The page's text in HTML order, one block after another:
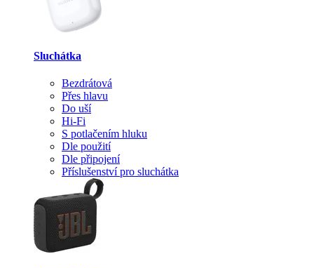
Sluchátka
Bezdrátová
Přes hlavu
Do uší
Hi-Fi
S potlačením hluku
Dle použití
Dle připojení
Příslušenství pro sluchátka